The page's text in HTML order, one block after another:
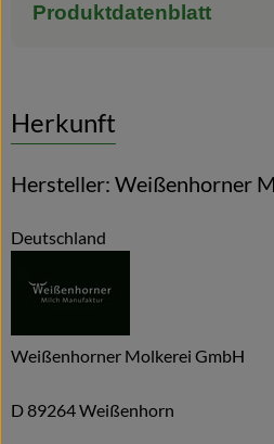
Produktdatenblatt
Herkunft
Hersteller: Weißenhorner
Deutschland
Weißenhorner Molkerei GmbH
D 89264 Weißenhorn